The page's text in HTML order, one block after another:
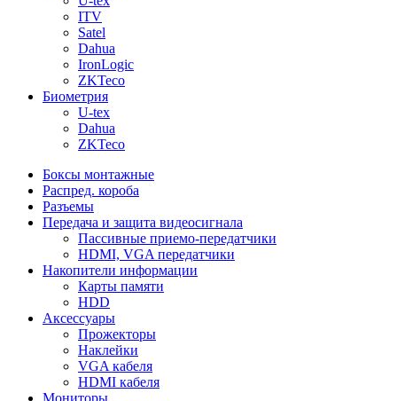
ITV
Satel
Dahua
IronLogic
ZKTeco
Биометрия
U-tex
Dahua
ZKTeco
Боксы монтажные
Распред. короба
Разъемы
Передача и защита видеосигнала
Пассивные приемо-передатчики
HDMI, VGA передатчики
Накопители информации
Карты памяти
HDD
Аксессуары
Прожекторы
Наклейки
VGA кабеля
HDMI кабеля
Мониторы